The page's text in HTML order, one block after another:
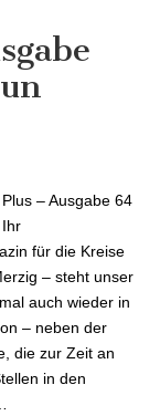
– Ausgabe 64
für die Kreise
– steht unser
auch wieder in
– neben der
die zur Zeit an
in den